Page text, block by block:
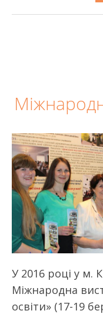
У 2016 році у м.
Міжнародна
освіти» (17-19